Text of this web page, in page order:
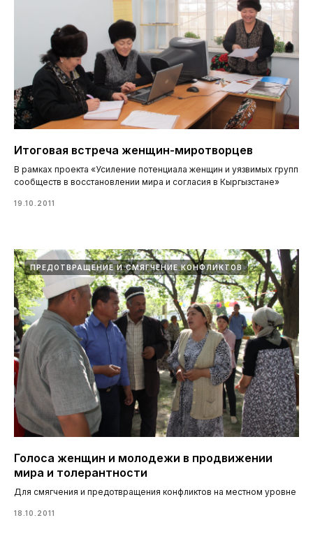
Итоговая встреча женщин-миротворцев
В рамках проекта «Усиление потенциала женщин и уязвимых групп
сообществ в восстановлении мира и согласия в Кыргызстане»
19.10.2011
ПРЕДОТВРАЩЕНИЕ И СМЯГЧЕНИЕ КОНФЛИКТОВ
Голоса женщин и молодежи в продвижении
мира и толерантности
Для смягчения и предотвращения конфликтов на местном уровне
18.10.2011